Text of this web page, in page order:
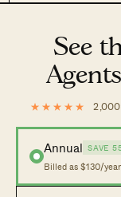
See
★★★★★
Annual SAVE
Billed as $130/year
Stacked Pro
最新文章
分析
发现